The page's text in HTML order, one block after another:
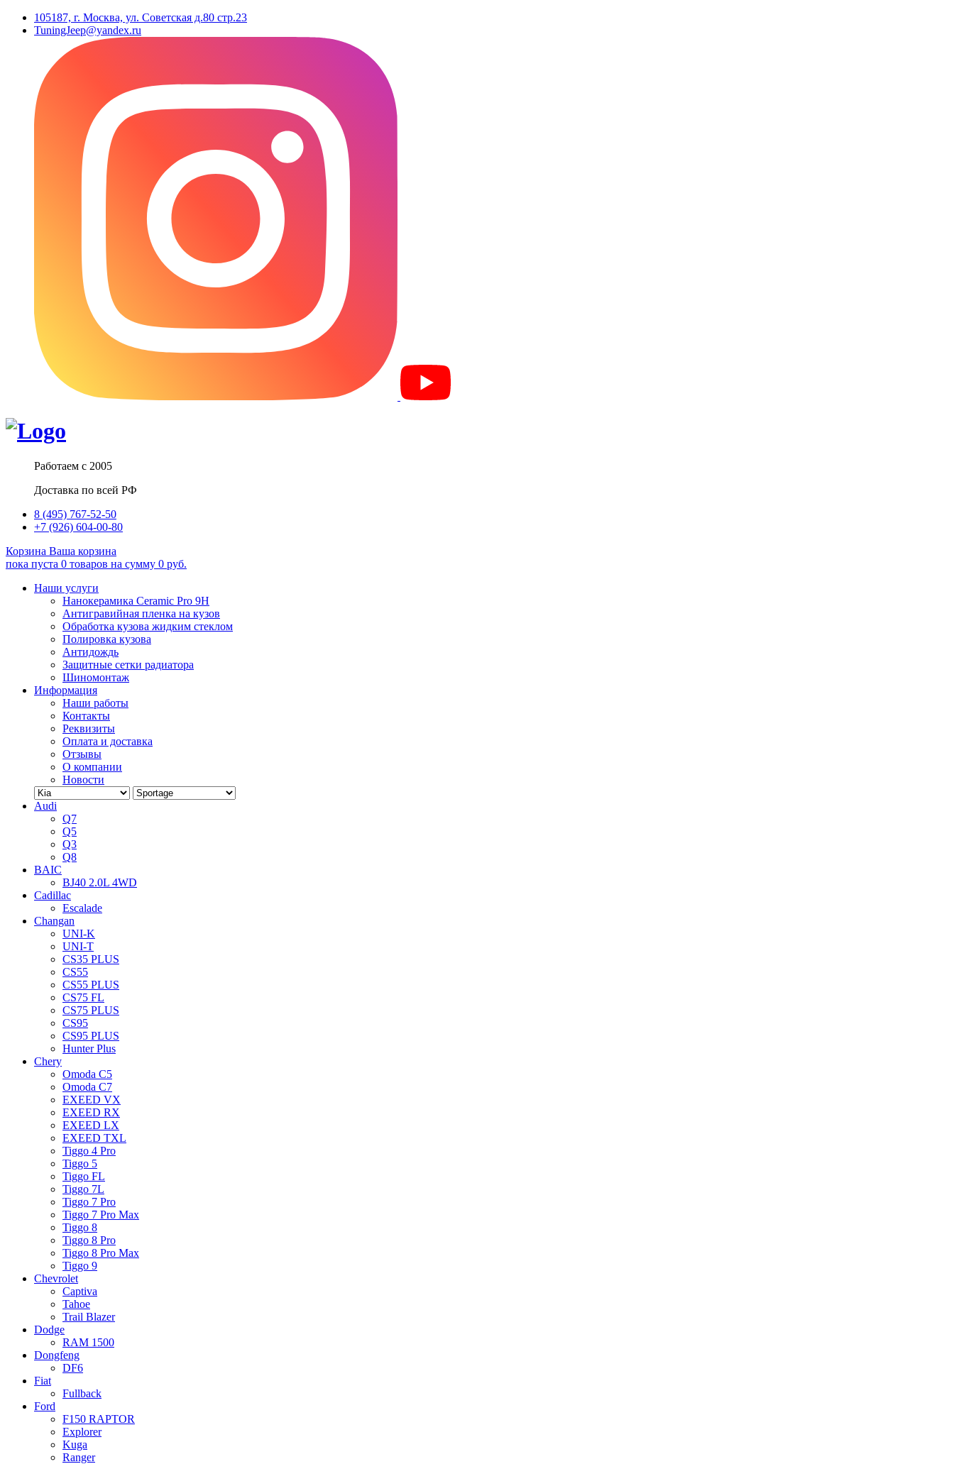
105187, г. Москва, ул. Советская д.80 стр.23
TuningJeep@yandex.ru
Работаем с 2005
Доставка по всей РФ
8 (495) 767-52-50
+7 (926) 604-00-80
Корзина Ваша корзина
пока пуста 0 товаров на сумму 0 руб.
Наши услуги
Нанокерамика Ceramic Pro 9H
Антигравийная пленка на кузов
Обработка кузова жидким стеклом
Полировка кузова
Антидождь
Защитные сетки радиатора
Шиномонтаж
Информация
Наши работы
Контакты
Реквизиты
Оплата и доставка
Отзывы
О компании
Новости
Audi
Q7
Q5
Q3
Q8
BAIC
BJ40 2.0L 4WD
Cadillac
Escalade
Changan
UNI-K
UNI-T
CS35 PLUS
CS55
CS55 PLUS
CS75 FL
CS75 PLUS
CS95
CS95 PLUS
Hunter Plus
Chery
Omoda C5
Omoda C7
EXEED VX
EXEED RX
EXEED LX
EXEED TXL
Tiggo 4 Pro
Tiggo 5
Tiggo FL
Tiggo 7L
Tiggo 7 Pro
Tiggo 7 Pro Max
Tiggo 8
Tiggo 8 Pro
Tiggo 8 Pro Max
Tiggo 9
Chevrolet
Captiva
Tahoe
Trail Blazer
Dodge
RAM 1500
Dongfeng
DF6
Fiat
Fullback
Ford
F150 RAPTOR
Explorer
Kuga
Ranger